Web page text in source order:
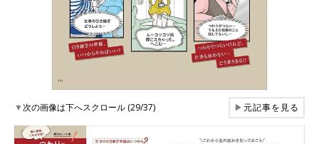
▼次の画像は下へスクロール (29/37) ▶元記事を見る